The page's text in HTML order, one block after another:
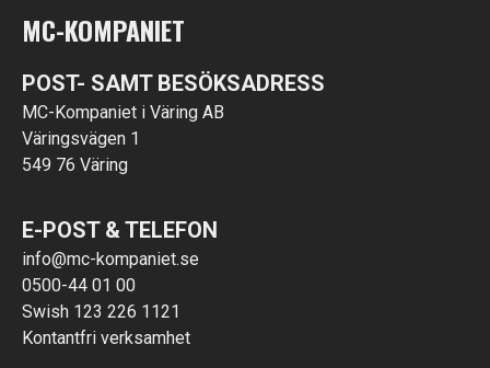
MC-KOMPANIET
POST- SAMT BESÖKSADRESS
MC-Kompaniet i Väring AB
Väringsvägen 1
549 76 Väring
E-POST & TELEFON
info@mc-kompaniet.se
0500-44 01 00
Swish 123 226 1121
Kontantfri verksamhet